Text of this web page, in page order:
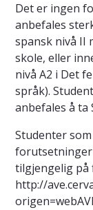
Det er ingen
anbefales
spansk nivå II
skole, eller
nivå A2 i Det
språk).
anbefales å ta
Studenter
tilgjengelig på
http://